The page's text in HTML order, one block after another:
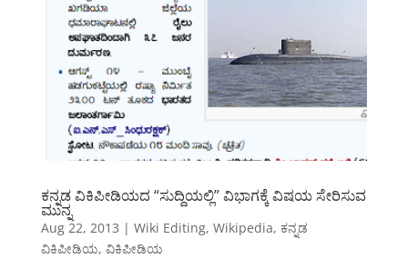
ಕನ್ನಡ ವಿಕಿಪೀಡಿಯದ “ಸುದ್ದಿಯಲ್ಲಿ” ವಿಭಾಗಕ್ಕೆ ವಿಷಯ ಸೇರಿಸುವ
ಮುನ್ನ
Aug 22, 2013 | Wiki Editing, Wikipedia, ಕನ್ನಡ
ವಿಕಿಪೀಡಿಯ, ವಿಕಿಪೀಡಿಯ